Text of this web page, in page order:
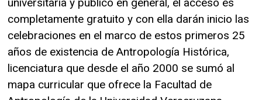
completamente gratuito y con ella darán inicio las
celebraciones en el marco de estos primeros 25
años de existencia de Antropología Histórica,
licenciatura que desde el año 2000 se sumó al
mapa curricular que ofrece la Facultad de